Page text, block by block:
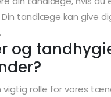
tandlæge kan give
og
vigtig rolle for vores